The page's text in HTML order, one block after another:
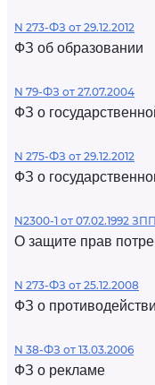
N 273-ФЗ от 29.12.2012
ФЗ об образовании
N 79-ФЗ от 27.07.2004
ФЗ о
N 275-ФЗ от 29.12.2012
ФЗ о
N2300-1 от 07.02.1992
О защите прав
N 273-ФЗ от 25.12.2008
ФЗ о
N 38-ФЗ от 13.03.2006
ФЗ о рекламе